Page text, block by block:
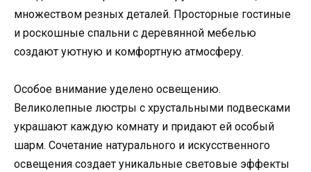
множеством резных деталей. Просторные гостиные
и роскошные спальни с деревянной мебелью
создают уютную и комфортную атмосферу.
Особое внимание уделено освещению.
Великолепные люстры с хрустальными подвесками
украшают каждую комнату и придают ей особый
шарм. Сочетание натурального и искусственного
освещения создает уникальные световые эффекты